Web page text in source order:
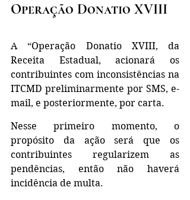
Operação Donatio XVIII
A “Operação Donatio XVIII, da
Receita Estadual, acionará os
contribuintes com inconsistências na
ITCMD preliminarmente por SMS, e-
mail, e posteriormente, por carta.
Nesse primeiro momento, o
propósito da ação será que os
contribuintes regularizem as
pendências, então não haverá
incidência de multa.